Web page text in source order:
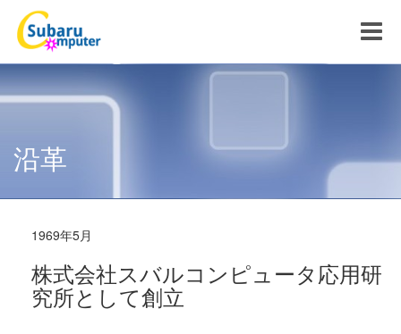
Toggle
沿革
1969年5月
株式会社スバルコンピュータ応用研
究所として創立